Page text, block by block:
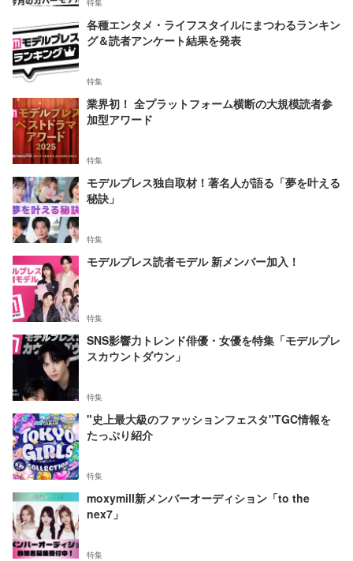
特集
各種エンタメ・ライフスタイルにまつわるランキン
グ＆読者アンケート結果を発表
特集
業界初！ 全プラットフォーム横断の大規模読者参
加型アワード
特集
モデルプレス独自取材！著名人が語る「夢を叶える
秘訣」
特集
モデルプレス読者モデル 新メンバー加入！
特集
SNS影響力トレンド俳優・女優を特集「モデルプレ
スカウントダウン」
特集
"史上最大級のファッションフェスタ"TGC情報を
たっぷり紹介
特集
moxymill新メンバーオーディション「to the
nex7」
特集